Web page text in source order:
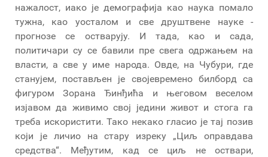
нажалост, иако је демографија као наука помало
тужна, као уосталом и све друштвене науке -
прогнозе се остварују. И тада, као и сада,
политичари су се бавили пре свега одржањем на
власти, а све у име народа. Овде, на Чубури, где
станујем, постављен је својевремено билборд са
фигуром Зорана Ђинђића и његовом веселом
изјавом да живимо свој једини живот и стога га
треба искористити. Тако некако гласио је тај позив
који је личио на стару изреку „Циљ оправдава
средства“. Међутим, кад се циљ не оствари,